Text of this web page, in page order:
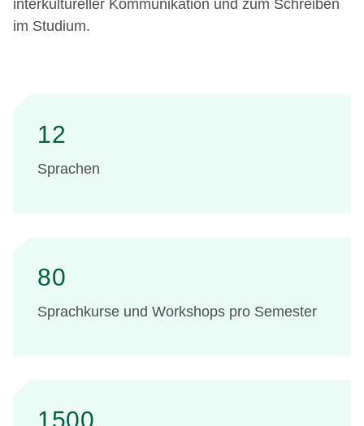
interkultureller Kommunikation und zum Schreiben
im Studium.
12
Sprachen
80
Sprachkurse und Workshops pro Semester
1500